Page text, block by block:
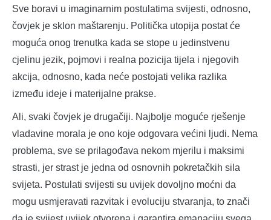
Sve boravi u imaginarnim postulatima svijesti, odnosno,
čovjek je sklon maštarenju. Politička utopija postat će
moguća onog trenutka kada se stope u jedinstvenu
cjelinu jezik, pojmovi i realna pozicija tijela i njegovih
akcija, odnosno, kada neće postojati velika razlika
između ideje i materijalne prakse.
Ali, svaki čovjek je drugačiji. Najbolje moguće rješenje
vladavine morala je ono koje odgovara većini ljudi. Nema
problema, sve se prilagođava nekom mjerilu i maksimi
strasti, jer strast je jedna od osnovnih pokretačkih sila
svijeta. Postulati svijesti su uvijek dovoljno moćni da
mogu usmjeravati razvitak i evoluciju stvaranja, to znači